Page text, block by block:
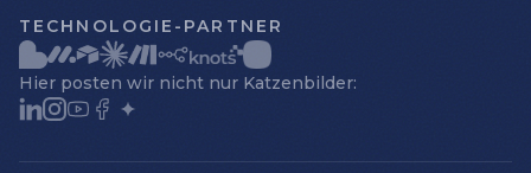
TECHNOLOGIE-PARTNER
Hier posten wir nicht nur Katzenbilder: